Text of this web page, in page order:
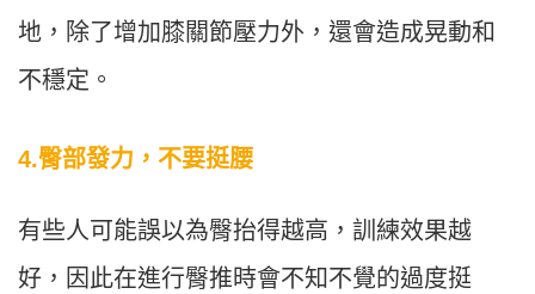
地，除了增加膝關節壓力外，還會造成晃動和
不穩定。
4.臀部發力，不要挺腰
有些人可能誤以為臀抬得越高，訓練效果越
好，因此在進行臀推時會不知不覺的過度挺